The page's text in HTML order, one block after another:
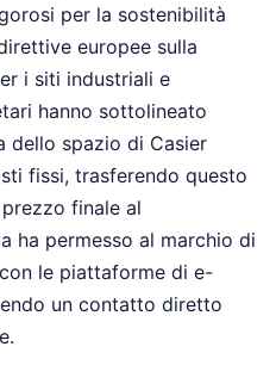
per la sostenibilità
europee sulla
i siti industriali e
hanno sottolineato
dello spazio di Casier
fissi, trasferendo questo
finale al
ha permesso al marchio di
le piattaforme di e-
un contatto diretto